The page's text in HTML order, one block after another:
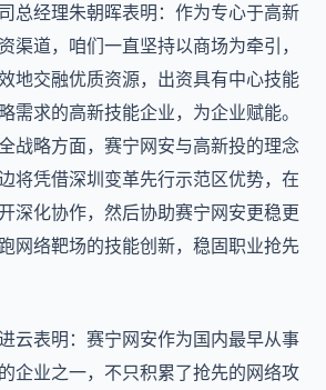
总经理朱朝晖表明：作为专心于高新
渠道，咱们一直坚持以商场为牵引，
地交融优质资源，出资具有中心技能
需求的高新技能企业，为企业赋能。
战略方面，赛宁网安与高新投的理念
将凭借深圳变革先行示范区优势，在
深化协作，然后协助赛宁网安更稳更
网络靶场的技能创新，稳固职业抢先
云表明：赛宁网安作为国内最早从事
企业之一，不只积累了抢先的网络攻